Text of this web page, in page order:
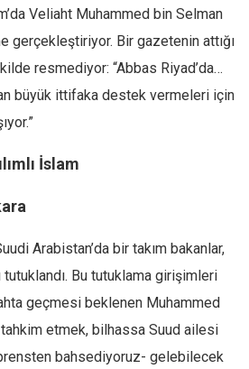
Veliaht Muhammed bin Selman
gerçekleştiriyor. Bir gazetenin attığı
resmediyor: “Abbas Riyad’da…
büyük ittifaka destek vermeleri için
İslam
Arabistan’da bir takım bakanlar,
Bu tutuklama girişimleri
geçmesi beklenen Muhammed
tahkim etmek, bilhassa Suud ailesi
bahsediyoruz- gelebilecek